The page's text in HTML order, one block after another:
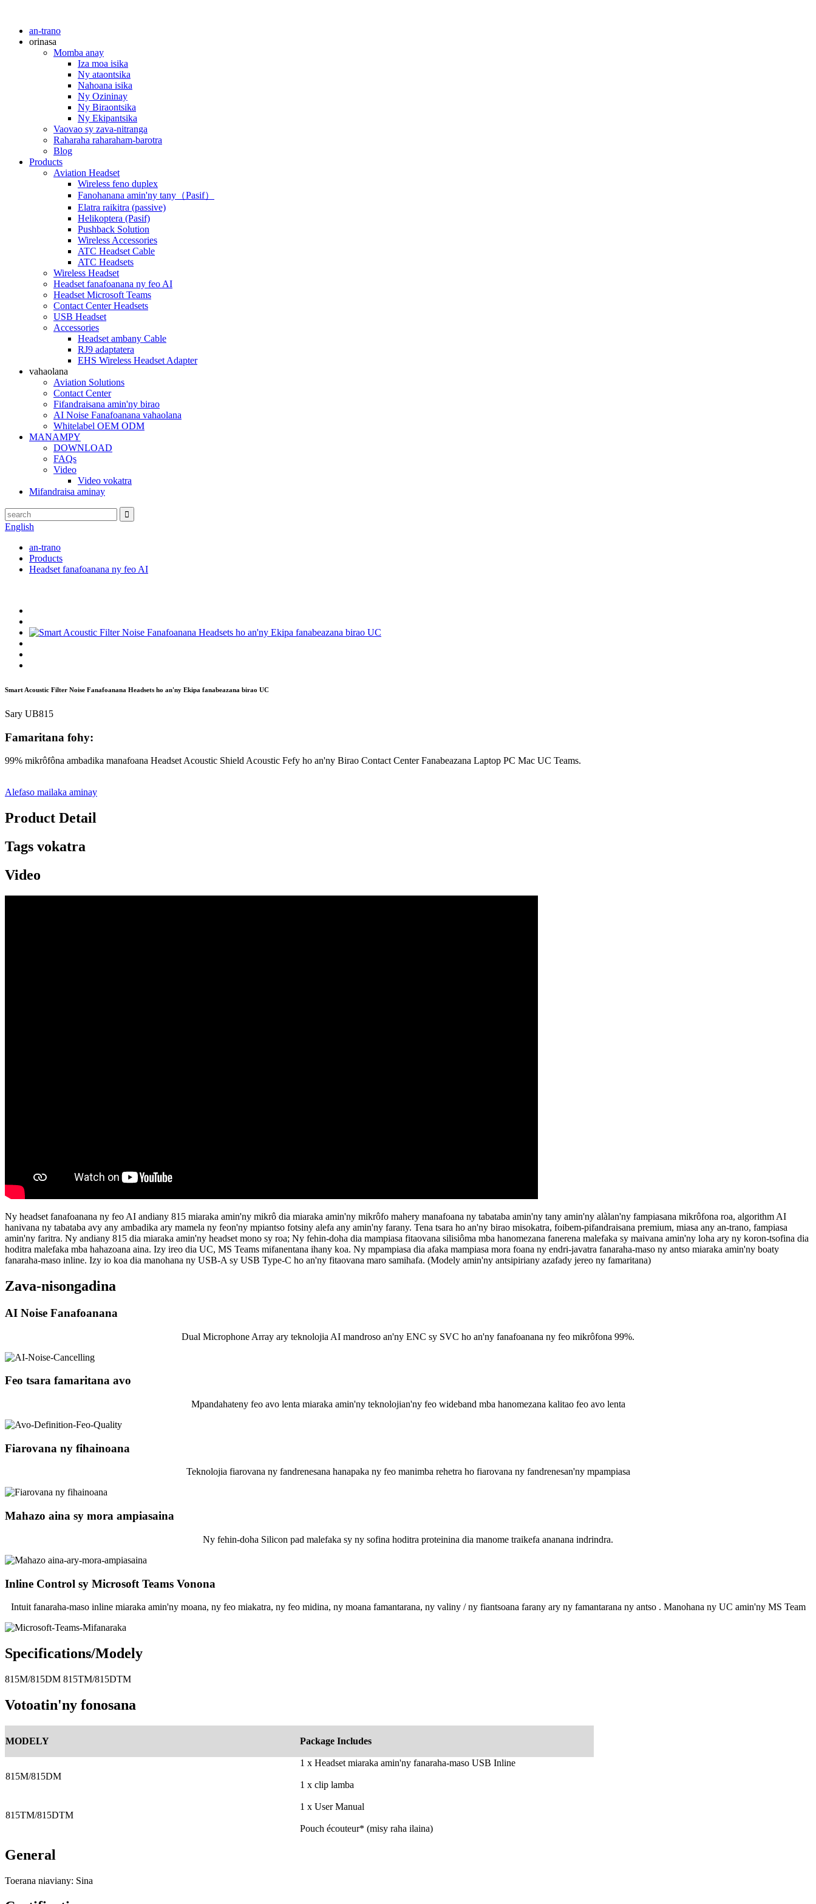
an-trano
orinasa
Momba anay
Iza moa isika
Ny ataontsika
Nahoana isika
Ny Ozininay
Ny Biraontsika
Ny Ekipantsika
Vaovao sy zava-nitranga
Raharaha raharaham-barotra
Blog
Products
Aviation Headset
Wireless feno duplex
Fanohanana amin'ny tany（Pasif）
Elatra raikitra (passive)
Helikoptera (Pasif)
Pushback Solution
Wireless Accessories
ATC Headset Cable
ATC Headsets
Wireless Headset
Headset fanafoanana ny feo AI
Headset Microsoft Teams
Contact Center Headsets
USB Headset
Accessories
Headset ambany Cable
RJ9 adaptatera
EHS Wireless Headset Adapter
vahaolana
Aviation Solutions
Contact Center
Fifandraisana amin'ny birao
AI Noise Fanafoanana vahaolana
Whitelabel OEM ODM
MANAMPY
DOWNLOAD
FAQs
Video
Video vokatra
Mifandraisa aminay
English
an-trano
Products
Headset fanafoanana ny feo AI
Smart Acoustic Filter Noise Fanafoanana Headsets ho an'ny Ekipa fanabeazana birao UC
Sary UB815
Famaritana fohy:
99% mikrôfôna ambadika manafoana Headset Acoustic Shield Acoustic Fefy ho an'ny Birao Contact Center Fanabeazana Laptop PC Mac UC Teams.
Alefaso mailaka aminay
Product Detail
Tags vokatra
Video
Ny headset fanafoanana ny feo AI andiany 815 miaraka amin'ny mikrô dia miaraka amin'ny mikrôfo mahery manafoana ny tabataba amin'ny tany amin'ny alàlan'ny fampiasana mikrôfona roa, algorithm AI
hanivana ny tabataba avy any ambadika ary mamela ny feon'ny mpiantso fotsiny alefa any amin'ny farany. Tena tsara ho an'ny birao misokatra, foibem-pifandraisana premium, miasa any an-trano, fampiasa
amin'ny faritra. Ny andiany 815 dia miaraka amin'ny headset mono sy roa; Ny fehin-doha dia mampiasa fitaovana silisiôma mba hanomezana fanerena malefaka sy maivana amin'ny loha ary ny koron-tsofina dia
hoditra malefaka mba hahazoana aina. Izy ireo dia UC, MS Teams mifanentana ihany koa. Ny mpampiasa dia afaka mampiasa mora foana ny endri-javatra fanaraha-maso ny antso miaraka amin'ny boaty
fanaraha-maso inline. Izy io koa dia manohana ny USB-A sy USB Type-C ho an'ny fitaovana maro samihafa. (Modely amin'ny antsipiriany azafady jereo ny famaritana)
Zava-nisongadina
AI Noise Fanafoanana
Dual Microphone Array ary teknolojia AI mandroso an'ny ENC sy SVC ho an'ny fanafoanana ny feo mikrôfona 99%.
Feo tsara famaritana avo
Mpandahateny feo avo lenta miaraka amin'ny teknolojian'ny feo wideband mba hanomezana kalitao feo avo lenta
Fiarovana ny fihainoana
Teknolojia fiarovana ny fandrenesana hanapaka ny feo manimba rehetra ho fiarovana ny fandrenesan'ny mpampiasa
Mahazo aina sy mora ampiasaina
Ny fehin-doha Silicon pad malefaka sy ny sofina hoditra proteinina dia manome traikefa ananana indrindra.
Inline Control sy Microsoft Teams Vonona
Intuit fanaraha-maso inline miaraka amin'ny moana, ny feo miakatra, ny feo midina, ny moana famantarana, ny valiny / ny fiantsoana farany ary ny famantarana ny antso . Manohana ny UC amin'ny MS Team
Specifications/Modely
815M/815DM 815TM/815DTM
Votoatin'ny fonosana
MODELY Package Includes
815M/815DM
1 x Headset miaraka amin'ny fanaraha-maso USB Inline
1 x clip lamba
1 x User Manual
Pouch écouteur* (misy raha ilaina)
815TM/815DTM
General
Toerana niaviany: Sina